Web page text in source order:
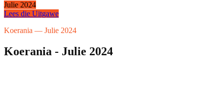
Julie 2024
Lees die Uitgawe
Koerania — Julie 2024
Koerania - Julie 2024